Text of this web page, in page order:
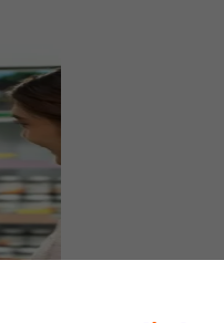
Préparateur en